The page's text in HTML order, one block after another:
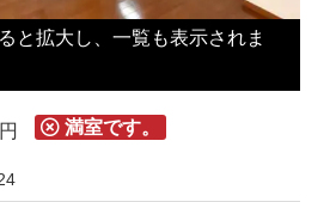
と拡大し、一覧も表示されま
円 満室です。